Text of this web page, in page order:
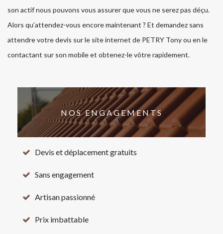
son actif nous pouvons vous assurer que vous ne serez pas déçu.
Alors qu’attendez-vous encore maintenant ? Et demandez sans
attendre votre devis sur le site internet de PETRY Tony ou en le
contactant sur son mobile et obtenez-le vôtre rapidement.
NOS ENGAGEMENTS
Devis et déplacement gratuits
Sans engagement
Artisan passionné
Prix imbattable